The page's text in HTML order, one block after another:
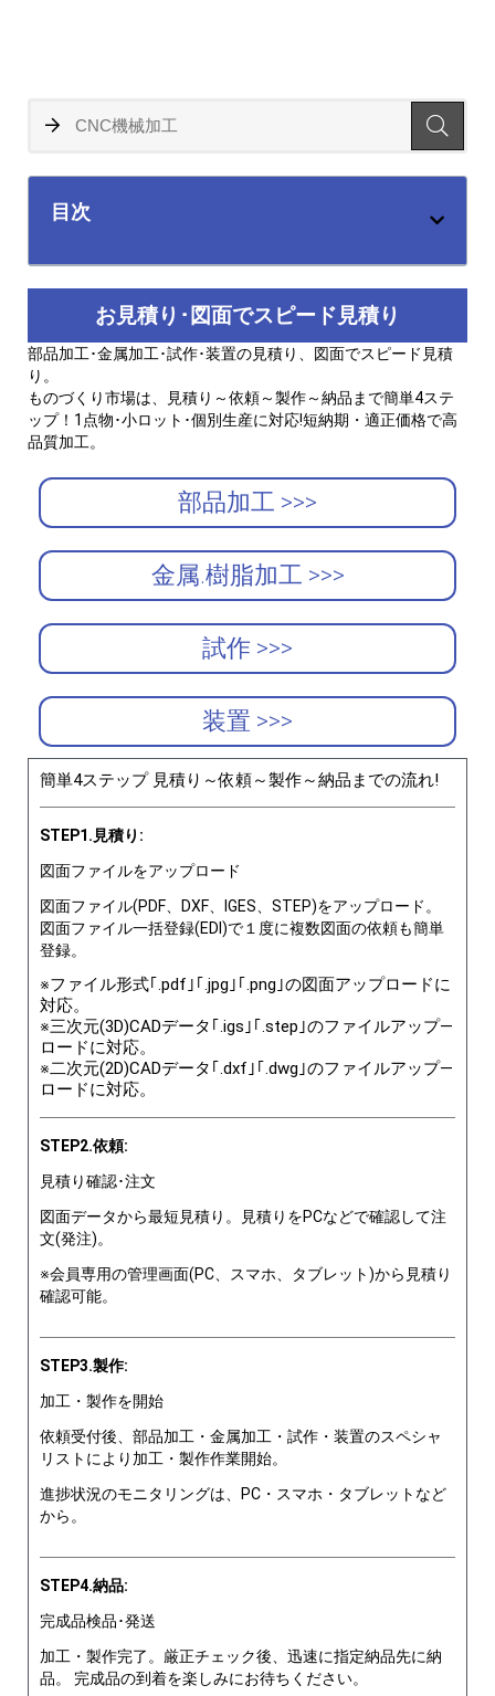
目次
お見積り･図面でスピード見積り
部品加工･金属加工･試作･装置の見積り、図面でスピード見積
り。
ものづくり市場は、見積り～依頼～製作～納品まで簡単4ステ
ップ！1点物･小ロット･個別生産に対応!短納期・適正価格で高
品質加工。
部品加工 >>>
金属.樹脂加工 >>>
試作 >>>
装置 >>>
簡単4ステップ 見積り～依頼～製作～納品までの流れ!
STEP1.見積り:
図面ファイルをアップロード
図面ファイル(PDF、DXF、IGES、STEP)をアップロード。
図面ファイル一括登録(EDI)で１度に複数図面の依頼も簡単
登録。
※ファイル形式｢.pdf｣｢.jpg｣｢.png｣の図面アップロードに
対応。
※三次元(3D)CADデータ｢.igs｣｢.step｣のファイルアップ―
ロードに対応。
※二次元(2D)CADデータ｢.dxf｣｢.dwg｣のファイルアップ―
ロードに対応。
STEP2.依頼:
見積り確認･注文
図面データから最短見積り。見積りをPCなどで確認して注
文(発注)。
※会員専用の管理画面(PC、スマホ、タブレット)から見積り
確認可能。
STEP3.製作:
加工・製作を開始
依頼受付後、部品加工・金属加工・試作・装置のスペシャ
リストにより加工・製作作業開始。
進捗状況のモニタリングは、PC・スマホ・タブレットなど
から。
STEP4.納品:
完成品検品･発送
加工・製作完了。厳正チェック後、迅速に指定納品先に納
品。 完成品の到着を楽しみにお待ちください。